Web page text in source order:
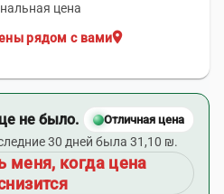
цена
location_on
рядом с вами
не было. Отличная цена
30 дней была 31,10 ₪.
меня, когда цена